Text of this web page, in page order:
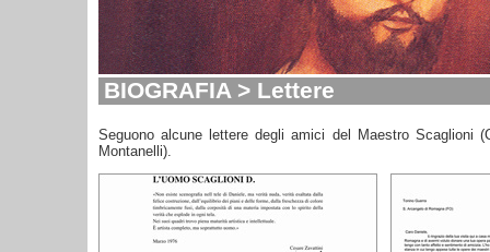
BIOGRAFIA > Lettere
Seguono alcune lettere degli amici del Maestro Scaglioni
Montanelli).